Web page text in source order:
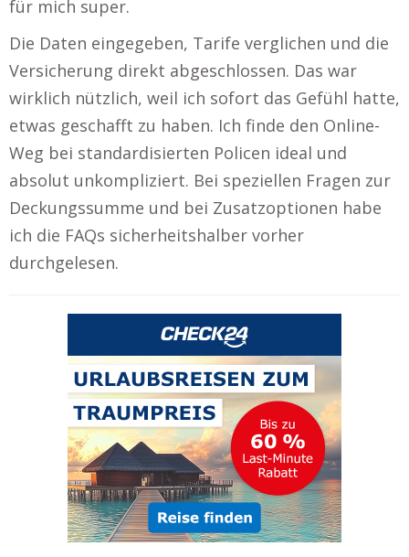
für mich super.
Die Daten eingegeben, Tarife verglichen und die
Versicherung direkt abgeschlossen. Das war
wirklich nützlich, weil ich sofort das Gefühl hatte,
etwas geschafft zu haben. Ich finde den Online-
Weg bei standardisierten Policen ideal und
absolut unkompliziert. Bei speziellen Fragen zur
Deckungssumme und bei Zusatzoptionen habe
ich die FAQs sicherheitshalber vorher
durchgelesen.